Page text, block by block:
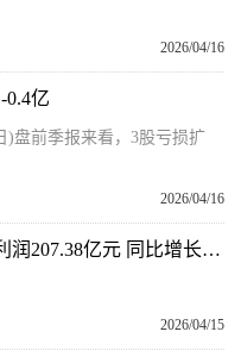
2026/04/16
0.4亿
前季报来看，3股亏损扩
2026/04/16
宁德时代(300750.SZ)：一季度净利润207.38亿元 同比增长48.52%-微资讯
2026/04/15